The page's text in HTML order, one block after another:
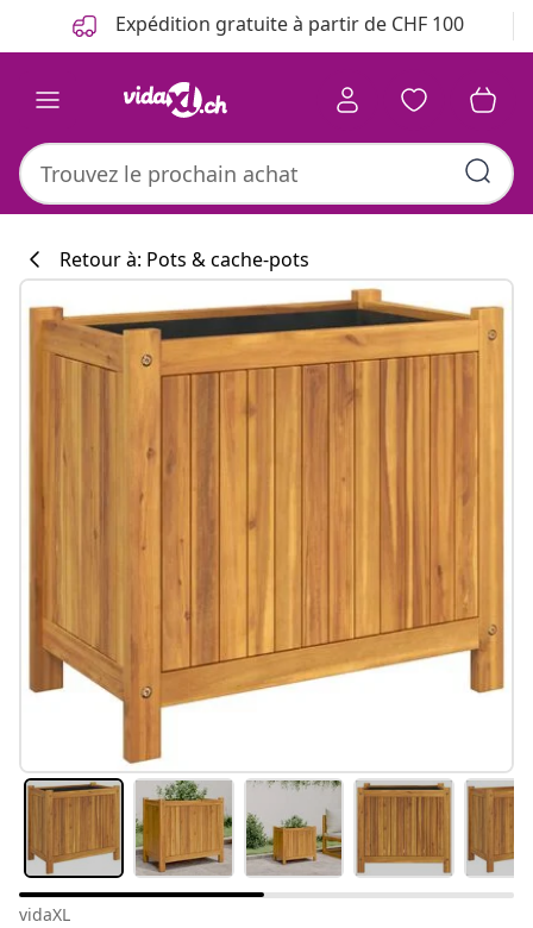
Précédent Expédition gratuite à partir de CHF 100
Retour à: Pots & cache-pots
vidaXL